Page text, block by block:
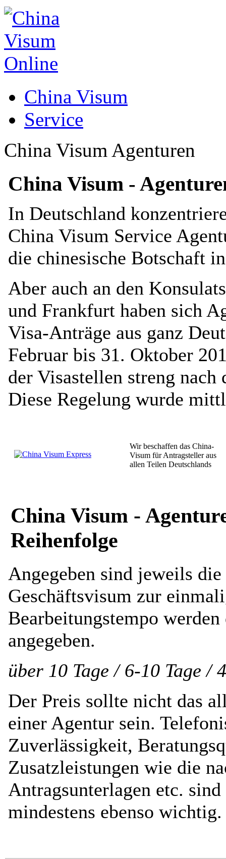
China Visum
Service
China Visum Agenturen
China Visum -
In Deutschland
China Visum Service
die chinesische Botschaft
Aber auch an den
und Frankfurt haben sich
Visa-Anträge aus ganz
Februar bis 31. Oktober
der Visastellen streng
Diese Regelung wurde
Wir beschaffen das China-
Visum für Antragsteller aus
allen Teilen Deutschlands
China Visum -
Reihenfolge
Angegeben sind jeweils
Geschäftsvisum zur
Bearbeitungstempo
angegeben.
über 10 Tage / 6-10 Tage /
Der Preis sollte nicht das
einer Agentur sein.
Zuverlässigkeit,
Zusatzleistungen wie die
Antragsunterlagen etc.
mindestens ebenso wichtig.